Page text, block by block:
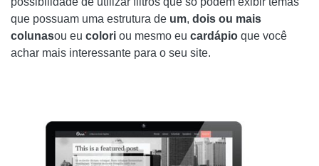
que possuam uma estrutura de um, dois ou mais
colunasou eu colori ou mesmo eu cardápio que você
achar mais interessante para o seu site.